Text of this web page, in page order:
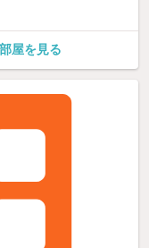
屋を見る